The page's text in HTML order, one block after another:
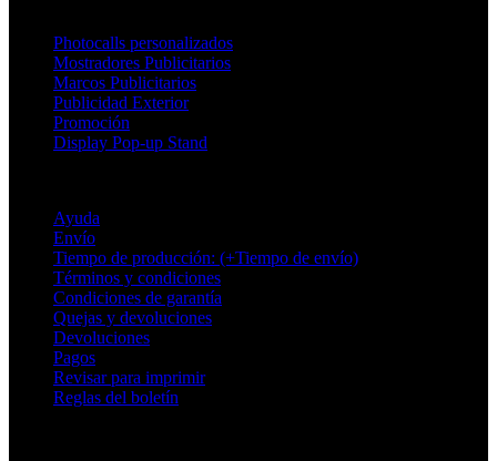
Photocalls personalizados
Mostradores Publicitarios
Marcos Publicitarios
Publicidad Exterior
Promoción
Display Pop-up Stand
Ayuda
Envío
Tiempo de producción: (+Tiempo de envío)
Términos y condiciones
Condiciones de garantía
Quejas y devoluciones
Devoluciones
Pagos
Revisar para imprimir
Reglas del boletín